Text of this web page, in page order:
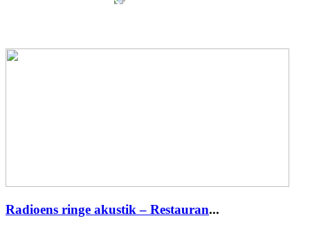
Radioens ringe akustik – Restauran...